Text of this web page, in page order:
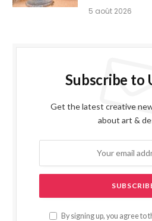
5 août 2026
Subscribe to
Get the latest creative
about art &
By signing up, you agree to